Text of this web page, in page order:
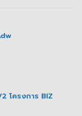
โครงการ BIZ